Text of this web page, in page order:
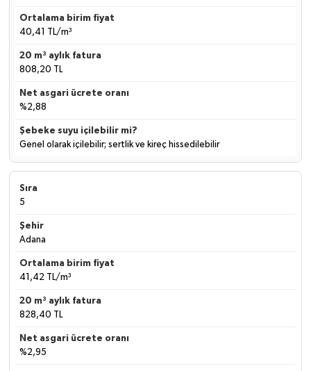
40,41 TL/m³
808,20 TL
%2,88
Genel olarak içilebilir; sertlik ve kireç hissedilebilir
5
Adana
41,42 TL/m³
828,40 TL
%2,95